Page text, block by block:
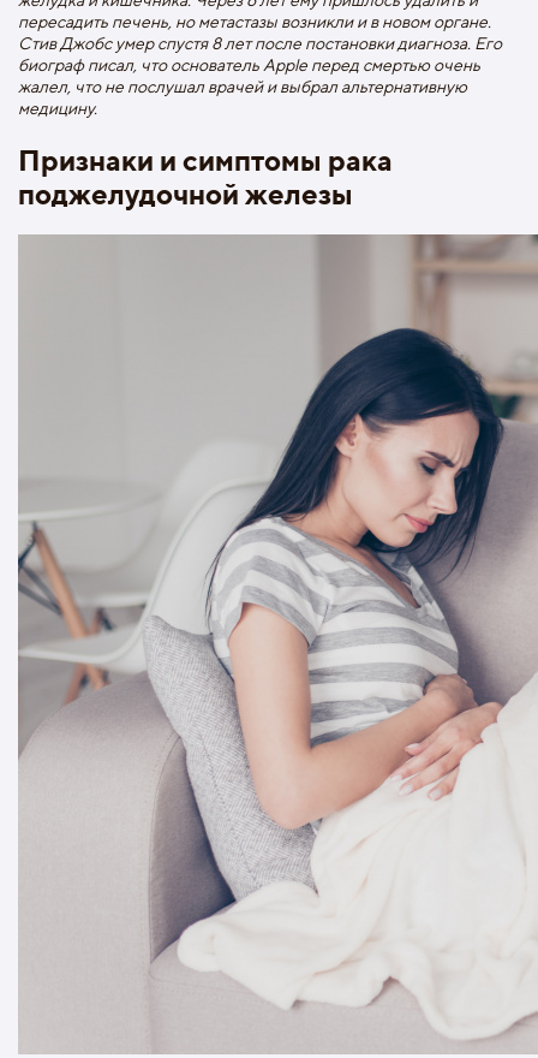
пересадить печень, но метастазы возникли и в новом органе.
Стив Джобс умер спустя 8 лет после постановки диагноза. Его
биограф писал, что основатель Apple перед смертью очень
жалел, что не послушал врачей и выбрал альтернативную
медицину.
Признаки и симптомы рака
поджелудочной железы